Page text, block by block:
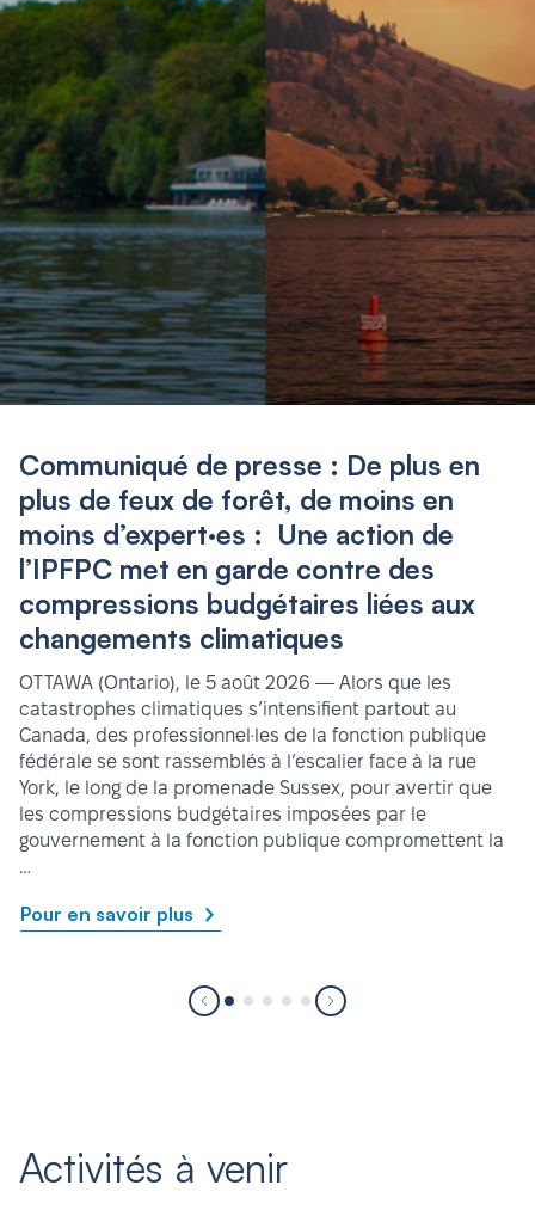
Communiqué de presse : De plus en
plus de feux de forêt, de moins en
moins d’expert·es : Une action de
l’IPFPC met en garde contre des
compressions budgétaires liées aux
changements climatiques
OTTAWA (Ontario), le 5 août 2026 — Alors que les
catastrophes climatiques s’intensifient partout au
Canada, des professionnel·les de la fonction publique
fédérale se sont rassemblés à l’escalier face à la rue
York, le long de la promenade Sussex, pour avertir que
les compressions budgétaires imposées par le
gouvernement à la fonction publique compromettent la
…
Pour en savoir plus
Activités à venir